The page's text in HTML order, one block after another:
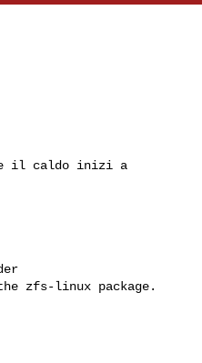
il caldo inizi a
zfs-linux package.